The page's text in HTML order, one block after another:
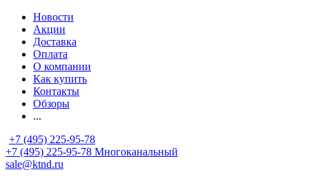
Новости
Акции
Доставка
Оплата
О компании
Как купить
Контакты
Обзоры
...
+7 (495) 225-95-78
+7 (495) 225-95-78 Многоканальный
sale@ktnd.ru